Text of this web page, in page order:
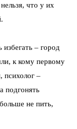
что у их
избегать – город
к кому первому
психолог –
подгонять
не пить,